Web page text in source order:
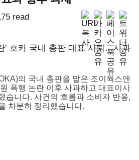
read
의 국내 총판을 맡은 조이웍스앤
폭행 논란 이후 사과하고 대표이사
습니다. 사건의 흐름과 소비자 반응,
차분히 정리했습니다.